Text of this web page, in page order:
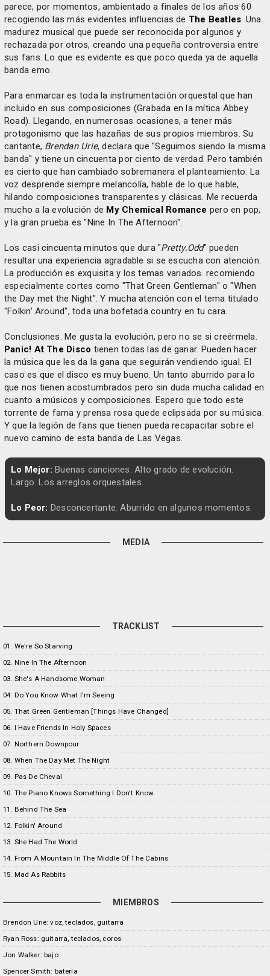
parece, por momentos, ambientado a finales de los años 60
recogiendo las más evidentes influencias de The Beatles. Una
madurez musical que puede ser reconocida por algunos y
rechazada por otros, creando una pequeña controversia entre
sus fans. Lo que es evidente es que poco queda ya de aquella
banda emo.
Para enmarcar es toda la instrumentación orquestal que han
incluido en sus composiciones (Grabada en la mítica Abbey
Road). Llegando, en numerosas ocasiones, a tener más
protagonismo que las hazañas de sus propios miembros. Su
cantante, Brendan Urie, declara que "Seguimos siendo la misma
banda" y tiene un cincuenta por ciento de verdad. Pero también
es cierto que han cambiado sobremanera el planteamiento. La
voz desprende siempre melancolía, hable de lo que hable,
hilando composiciones transparentes y clásicas. Me recuerda
mucho a la evolución de My Chemical Romance pero en pop,
y la gran prueba es "Nine In The Afternoon".
Los casi cincuenta minutos que dura "Pretty.Odd" pueden
resultar una experiencia agradable si se escucha con atención.
La producción es exquisita y los temas variados. recomiendo
especialmente cortes como "That Green Gentleman" o "When
the Day met the Night". Y mucha atención con el tema titulado
"Folkin' Around", toda una bofetada country en tu cara.
Conclusiones. Me gusta la evolución, pero no se si creérmela.
Panic! At The Disco tienen todas las de ganar. Pueden hacer
la música que les da la gana que seguirán vendiendo igual. El
caso es que el disco es muy bueno. Un tanto aburrido para lo
que nos tienen acostumbrados pero sin duda mucha calidad en
cuanto a músicos y composiciones. Espero que todo este
torrente de fama y prensa rosa quede eclipsada por su música.
Y que la legión de fans que tienen pueda recapacitar sobre el
nuevo camino de esta banda de Las Vegas.
Lo Mejor: Buenas canciones. Alto grado de evolución.
Largo. Los arreglos orquestales.
Lo Peor: Desconcertante. Aburrido en algunos momentos.
MEDIA
TRACKLIST
01. We're So Starving
02. Nine In The Afternoon
03. She's A Handsome Woman
04. Do You Know What I'm Seeing
05. That Green Gentleman [Things Have Changed]
06. I Have Friends In Holy Spaces
07. Northern Downpour
08. When The Day Met The Night
09. Pas De Cheval
10. The Piano Knows Something I Don't Know
11. Behind The Sea
12. Folkin' Around
13. She Had The World
14. From A Mountain In The Middle Of The Cabins
15. Mad As Rabbits
MIEMBROS
Brendon Urie: voz, teclados, guitarra
Ryan Ross: guitarra, teclados, coros
Jon Walker: bajo
Spencer Smith: batería